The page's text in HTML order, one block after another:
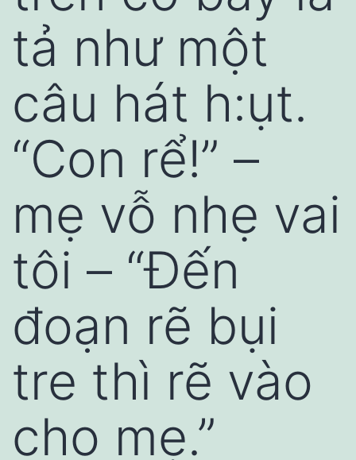
tả như một
câu hát h:ụt.
“Con rể!” –
mẹ vỗ nhẹ vai
tôi – “Đến
đoạn rẽ bụi
tre thì rẽ vào
cho mẹ.”